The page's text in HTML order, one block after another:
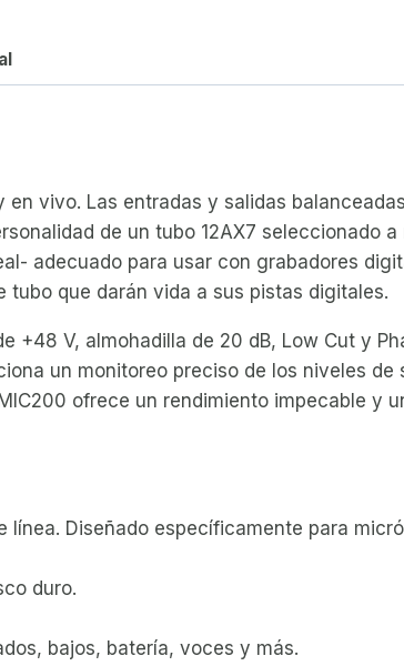
vivo. Las entradas y salidas
de un tubo 12AX7 seleccionado a
adecuado para usar con grabadores
que darán vida a sus pistas digitales.
V, almohadilla de 20 dB, Low Cut y
un monitoreo preciso de los niveles de
ofrece un rendimiento impecable y
Diseñado específicamente para
duro.
bajos, batería, voces y más.